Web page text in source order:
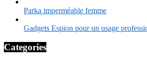
Parka imperméable femme
Gadgets Espion pour un usage
Categories